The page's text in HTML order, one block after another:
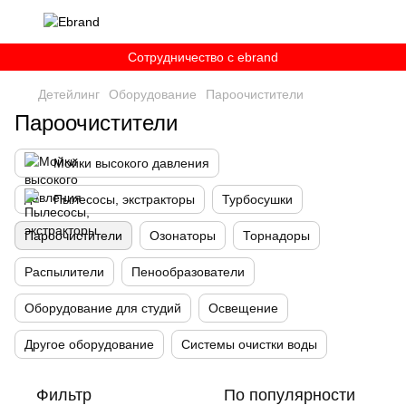
Сотрудничество c ebrand
Детейлинг Оборудование Пароочистители
Пароочистители
Мойки высокого давления
Пылесосы, экстракторы Турбосушки
Пароочистители Озонаторы Торнадоры
Распылители Пенообразователи
Оборудование для студий Освещение
Другое оборудование Системы очистки воды
Фильтр По популярности